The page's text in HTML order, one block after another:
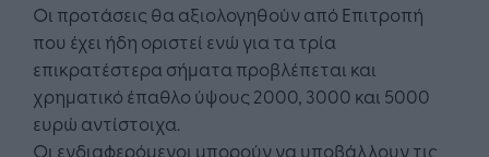
Οι προτάσεις θα αξιολογηθούν από Επιτροπή
που έχει ήδη οριστεί ενώ για τα τρία
επικρατέστερα σήματα προβλέπεται και
χρηματικό έπαθλο ύψους 2000, 3000 και 5000
ευρώ αντίστοιχα.
Οι ενδιαφερόμενοι μπορούν να υποβάλλουν τις